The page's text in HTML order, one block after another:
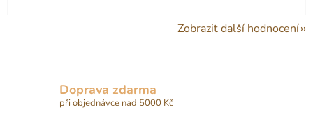
Zobrazit další hodnocení
Doprava zdarma
při objednávce nad 5000 Kč